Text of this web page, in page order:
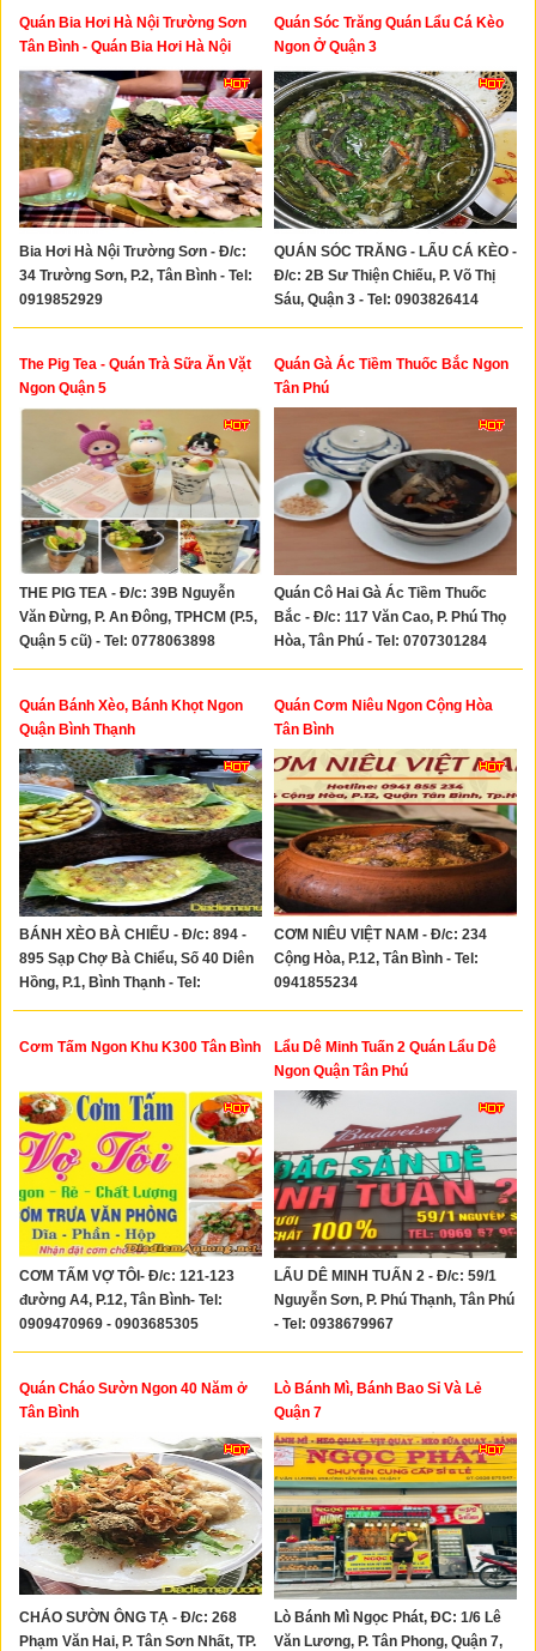
Quán Bia Hơi Hà Nội Trường Sơn
Tân Bình - Quán Bia Hơi Hà Nội
Ngon Khu Sân Bay Tân Sơn Nhất
Bia Hơi Hà Nội Trường Sơn - Đ/c:
34 Trường Sơn, P.2, Tân Bình - Tel:
0919852929
Quán Sóc Trăng Quán Lẩu Cá Kèo
Ngon Ở Quận 3
QUÁN SÓC TRĂNG - LẨU CÁ KÈO -
Đ/c: 2B Sư Thiện Chiếu, P. Võ Thị
Sáu, Quận 3 - Tel: 0903826414
The Pig Tea - Quán Trà Sữa Ăn Vặt
Ngon Quận 5
THE PIG TEA - Đ/c: 39B Nguyễn
Văn Đừng, P. An Đông, TPHCM (P.5,
Quận 5 cũ) - Tel: 0778063898
Quán Gà Ác Tiềm Thuốc Bắc Ngon
Tân Phú
Quán Cô Hai Gà Ác Tiềm Thuốc
Bắc - Đ/c: 117 Văn Cao, P. Phú Thọ
Hòa, Tân Phú - Tel: 0707301284
Quán Bánh Xèo, Bánh Khọt Ngon
Quận Bình Thạnh
BÁNH XÈO BÀ CHIỂU - Đ/c: 894 -
895 Sạp Chợ Bà Chiểu, Số 40 Diên
Hồng, P.1, Bình Thạnh - Tel:
0908077655
Quán Cơm Niêu Ngon Cộng Hòa
Tân Bình
CƠM NIÊU VIỆT NAM - Đ/c: 234
Cộng Hòa, P.12, Tân Bình - Tel:
0941855234
Cơm Tấm Ngon Khu K300 Tân Bình
CƠM TẤM VỢ TÔI- Đ/c: 121-123
đường A4, P.12, Tân Bình- Tel:
0909470969 - 0903685305
Lẩu Dê Minh Tuấn 2 Quán Lẩu Dê
Ngon Quận Tân Phú
LẨU DÊ MINH TUẤN 2 - Đ/c: 59/1
Nguyễn Sơn, P. Phú Thạnh, Tân Phú
- Tel: 0938679967
Quán Cháo Sườn Ngon 40 Năm ở
Tân Bình
CHÁO SƯỜN ÔNG TẠ - Đ/c: 268
Phạm Văn Hai, P. Tân Sơn Nhất, TP.
Lò Bánh Mì, Bánh Bao Sỉ Và Lẻ
Quận 7
Lò Bánh Mì Ngọc Phát, ĐC: 1/6 Lê
Văn Lương, P. Tân Phong, Quận 7,